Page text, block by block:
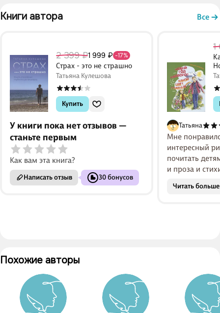
нравится, просит почти каждый
серии.
книжка
обложки,
временем
Книги автора Все
2 399 ₽1 999 ₽ -17%
Страх - это не страшно
Татьяна Кулешова
Купить
У книги пока нет отзывов —
станьте первым
Как вам эта книга?
Написать отзыв 30 бонусов
1
Татьяна
Мне
интересный
почитать
и проза и
прочитали
Читать больше
Похожие авторы